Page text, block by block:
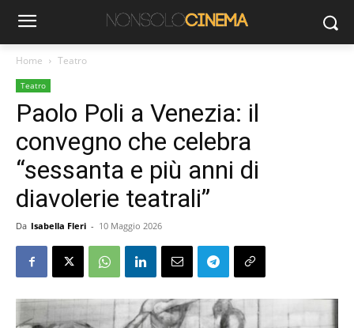
Home Teatro
Teatro
Paolo Poli a Venezia: il
convegno che celebra
“sessanta e più anni di
diavolerie teatrali”
Da Isabella Fleri - 10 Maggio 2026